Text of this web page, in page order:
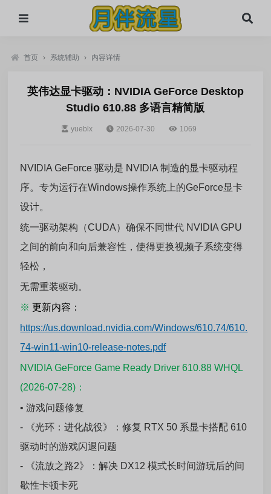
首页 › 系统辅助 › 内容详情
英伟达显卡驱动：NVIDIA GeForce Desktop
Studio 610.88 多语言精简版
yueblx 2026-07-30 1069
NVIDIA GeForce 驱动是 NVIDIA 制造的显卡驱动程
序。专为运行在Windows操作系统上的GeForce显卡
设计。
统一驱动架构（CUDA）确保不同世代 NVIDIA GPU
之间的前向和向后兼容性，使得更换视频子系统变得
轻松，
无需重装驱动。
※更新内容：
https://us.download.nvidia.com/Windows/610.74/610.
74-win11-win10-release-notes.pdf
NVIDIA GeForce Game Ready Driver 610.88 WHQL
(2026-07-28)：
• 游戏问题修复
- 《光环：进化战役》：修复 RTX 50 系显卡搭配 610
驱动时的游戏闪退问题
- 《流放之路2》：解决 DX12 模式长时间游玩后的间
歇性卡顿卡死